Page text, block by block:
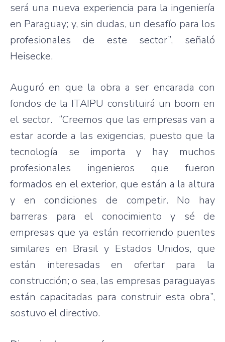
será una nueva experiencia para la ingeniería
en Paraguay; y, sin dudas, un desafío para los
profesionales de este sector”, señaló
Heisecke.
Auguró en que la obra a ser encarada con
fondos de la ITAIPU constituirá un boom en
el sector. “Creemos que las empresas van a
estar acorde a las exigencias, puesto que la
tecnología se importa y hay muchos
profesionales ingenieros que fueron
formados en el exterior, que están a la altura
y en condiciones de competir. No hay
barreras para el conocimiento y sé de
empresas que ya están recorriendo puentes
similares en Brasil y Estados Unidos, que
están interesadas en ofertar para la
construcción; o sea, las empresas paraguayas
están capacitadas para construir esta obra”,
sostuvo el directivo.